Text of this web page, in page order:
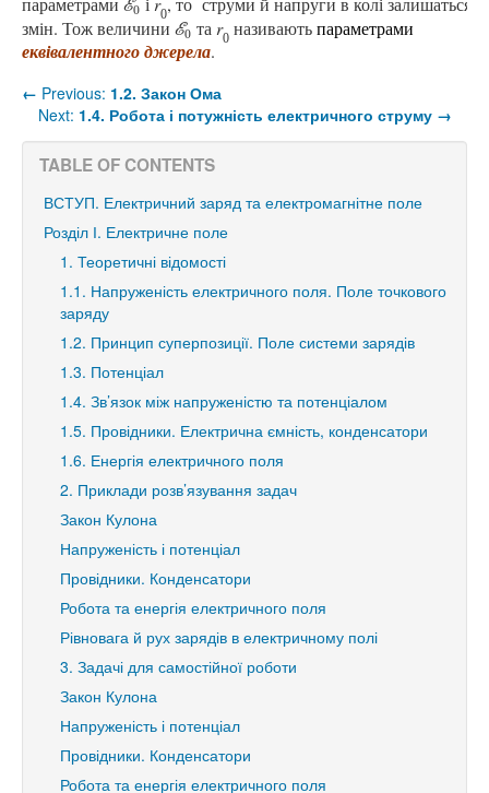
E0
E0 0
змін. Тож величини E0
E0 таr0 називаютьпараметрами
еквівалентного джерела.
← Previous: 1.2. Закон Ома
Next: 1.4. Робота і потужність електричного струму→
TABLE OF CONTENTS
ВСТУП. Електричний заряд та електромагнітне поле
Розділ І. Електричне поле
1. Теоретичні відомості
1.1. Напруженість електричного поля. Поле точкового
заряду
1.2. Принцип суперпозиції. Поле системи зарядів
1.3. Потенціал
1.4. Зв’язок між напруженістю та потенціалом
1.5. Провідники. Електрична ємність, конденсатори
1.6. Енергія електричного поля
2. Приклади розв’язування задач
Закон Кулона
Напруженість і потенціал
Провідники. Конденсатори
Робота та енергія електричного поля
Рівновага й рух зарядів в електричному полі
3. Задачі для самостійної роботи
Закон Кулона
Напруженість і потенціал
Провідники. Конденсатори
Робота та енергія електричного поля